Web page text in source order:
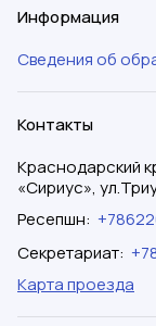
Информация
Сведения об
Контакты
Краснодарский
«Сириус»,
Ресепшн:
Секретариат:
Карта проезда